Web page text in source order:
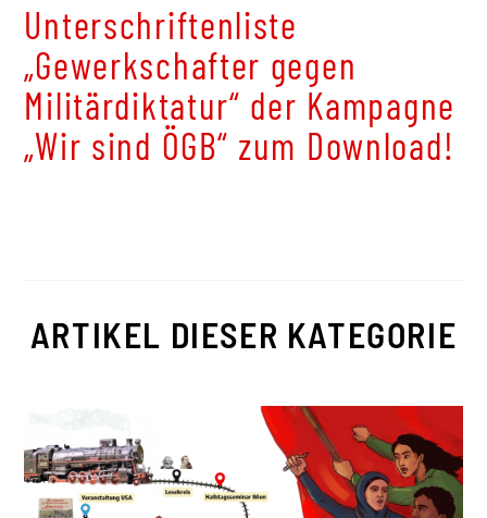
Unterschriftenliste
„Gewerkschafter gegen
Militärdiktatur“ der Kampagne
„Wir sind ÖGB“ zum Download!
ARTIKEL DIESER KATEGORIE